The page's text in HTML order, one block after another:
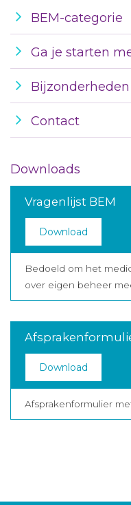
BEM-categorie
Ga je starten
Bijzonderheden
Contact
Downloads
Vragenlijst BEM
Download
Bedoeld om het
over eigen beheer
Download
Afsprakenformulier